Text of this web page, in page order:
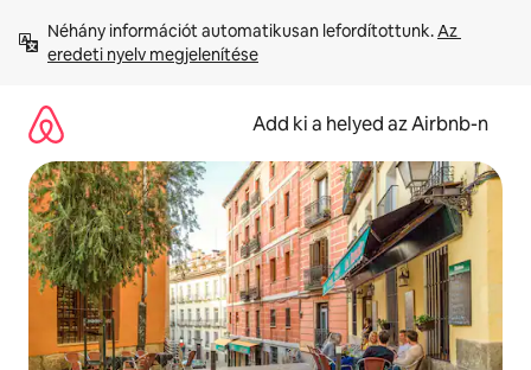
tartalomra
Néhány információt automatikusan lefordítottunk. Az
eredeti nyelv megjelenítése
Add ki a helyed az Airbnb-n